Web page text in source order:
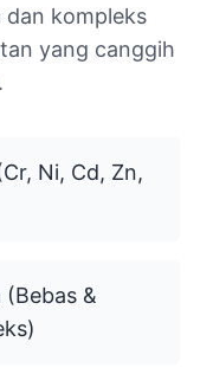
kompleks
yang canggih
Ni, Cd, Zn,
(Bebas &